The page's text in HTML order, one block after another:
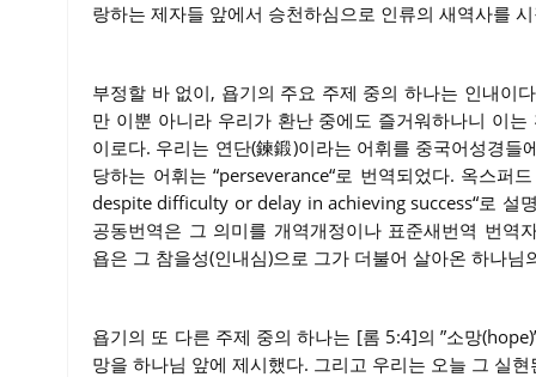
랑하는 제자들 앞에서 승천하심으로 인류의 새역사를
부정할 바 없이, 욥기의 주요 주제 중의 하나는 인내이
만 이뿐 아니라 우리가 환난 중에도 즐거워하나니 이
이로다. 우리는 연단(鍊鍛)이라는 어휘를 중국어성경들
당하는 어휘는 “perseverance“로 번역되었다. 옥스
despite difficulty or delay in achieving success“로 설
공동번역은 그 의미를 개역개정이나 표준새번역 번역
욥은 그 참을성(인내심)으로 그가 더불어 살아온 하나님
욥기의 또 다른 주제 중의 하나는 [롬 5:4]의 ”소망
망을 하나님 앞에 제시했다. 그리고 우리는 오늘 그 실